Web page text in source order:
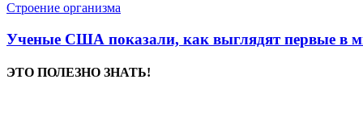
Строение организма
Ученые США показали, как выглядят первые в
ЭТО ПОЛЕЗНО ЗНАТЬ!